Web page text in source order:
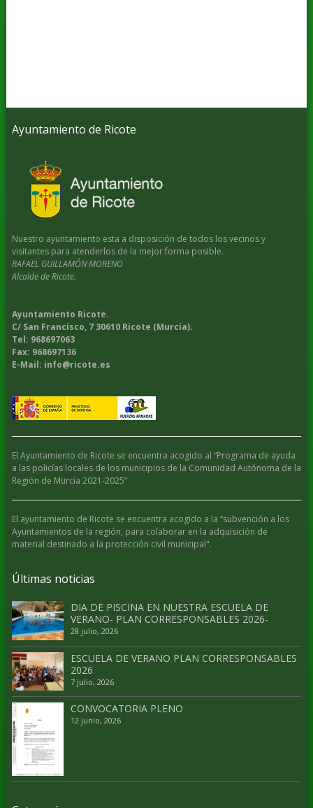
Ayuntamiento de Ricote
Nuestro ayuntamiento esta a disposición de todos los vecinos y
visitantes para atenderlos de la mejor forma posible.
RAFAEL GUILLAMÓN MORENO
Alcalde de Ricote.
Ayuntamiento Ricote.
C/ San Francisco, 7 30610 Ricote (Murcia).
Tel: 968697063
Fax: 968697136
E-Mail: info@ricote.es
El Ayuntamiento de Ricote se encuentra acogido al “Programa de ayuda
a las policías locales de los municipios de la Comunidad Autónoma de la
Región de Murcia 2021-2025”
El ayuntamiento de Ricote se encuentra acogido a la “subvención a los
Ayuntamientos de la región, para colaborar en la adquisición de
material destinado a la protección civil municipal".
Últimas noticias
DIA DE PISCINA EN NUESTRA ESCUELA DE
VERANO- PLAN CORRESPONSABLES 2026-
28 julio, 2026
ESCUELA DE VERANO PLAN CORRESPONSABLES
2026
7 julio, 2026
CONVOCATORIA PLENO
12 junio, 2026